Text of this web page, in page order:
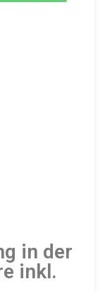
in der
inkl.